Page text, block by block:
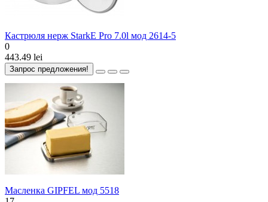
Кастрюля нерж StarkE Pro 7.0l мод 2614-5
0
443.49 lei
Запрос предложения!
Mасленка GIPFEL мод 5518